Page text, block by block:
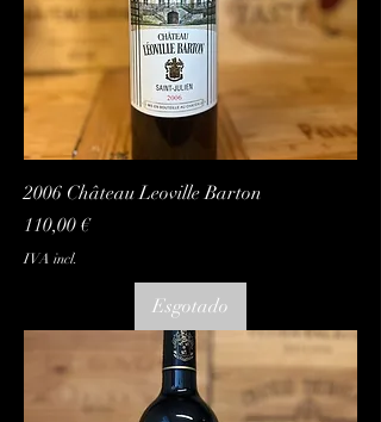
2006 Château Leoville Barton
Preço
110,00 €
IVA incl.
Esgotado